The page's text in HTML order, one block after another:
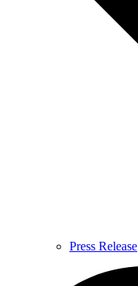
Press Release